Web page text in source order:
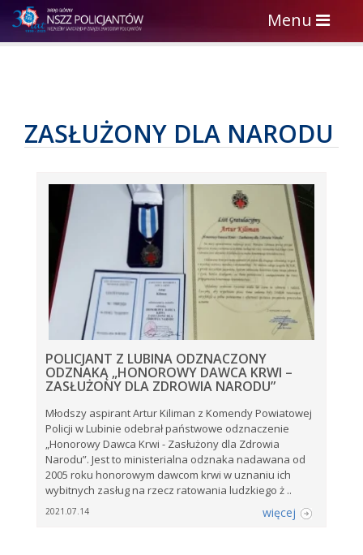
Toggle
navigation
Menu
ZASŁUŻONY DLA NARODU
POLICJANT Z LUBINA ODZNACZONY
ODZNAKĄ „HONOROWY DAWCA KRWI –
ZASŁUŻONY DLA ZDROWIA NARODU”
Młodszy aspirant Artur Kiliman z Komendy Powiatowej
Policji w Lubinie odebrał państwowe odznaczenie
„Honorowy Dawca Krwi - Zasłużony dla Zdrowia
Narodu”. Jest to ministerialna odznaka nadawana od
2005 roku honorowym dawcom krwi w uznaniu ich
wybitnych zasług na rzecz ratowania ludzkiego ż ..
2021.07.14 więcej